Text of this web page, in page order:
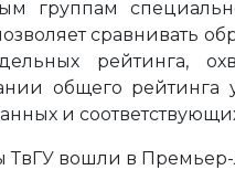
группам
сравнивать
рейтинга,
общего рейтинга
и
ТвГУ вошли в